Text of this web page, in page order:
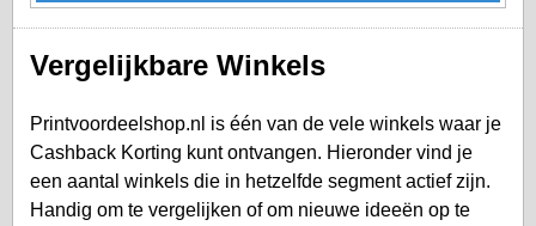
Vergelijkbare Winkels
Printvoordeelshop.nl is één van de vele winkels waar je
Cashback Korting kunt ontvangen. Hieronder vind je
een aantal winkels die in hetzelfde segment actief zijn.
Handig om te vergelijken of om nieuwe ideeën op te